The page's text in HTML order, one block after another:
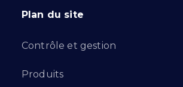
Plan du site
Contrôle et gestion
Produits